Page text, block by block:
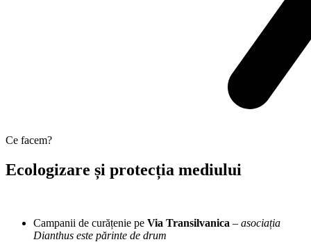
Ce facem?
Ecologizare și protecția mediului
Campanii de curățenie pe Via Transilvanica – asociația
Dianthus este părinte de drum